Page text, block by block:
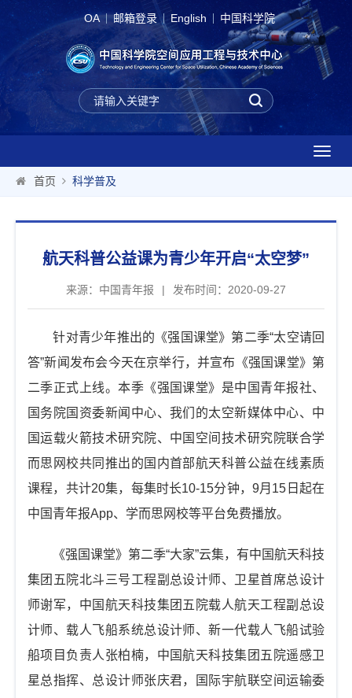
OA 邮箱登录 English 中国科学院
T
o
l
i
a
t
n
首页 科学普及
航天科普公益课为青少年开启“太空梦”
来源：中国青年报 | 发布时间：2020-09-27
针对青少年推出的《强国课堂》第二季“太空请回
答”新闻发布会今天在京举行，并宣布《强国课堂》第
二季正式上线。本季《强国课堂》是中国青年报社、
国务院国资委新闻中心、我们的太空新媒体中心、中
国运载火箭技术研究院、中国空间技术研究院联合学
而思网校共同推出的国内首部航天科普公益在线素质
课程，共计20集，每集时长10-15分钟，9月15日起在
中国青年报App、学而思网校等平台免费播放。
《强国课堂》第二季“大家”云集，有中国航天科技
集团五院北斗三号工程副总设计师、卫星首席总设计
师谢军，中国航天科技集团五院载人航天工程副总设
计师、载人飞船系统总设计师、新一代载人飞船试验
船项目负责人张柏楠，中国航天科技集团五院遥感卫
星总指挥、总设计师张庆君，国际宇航联空间运输委